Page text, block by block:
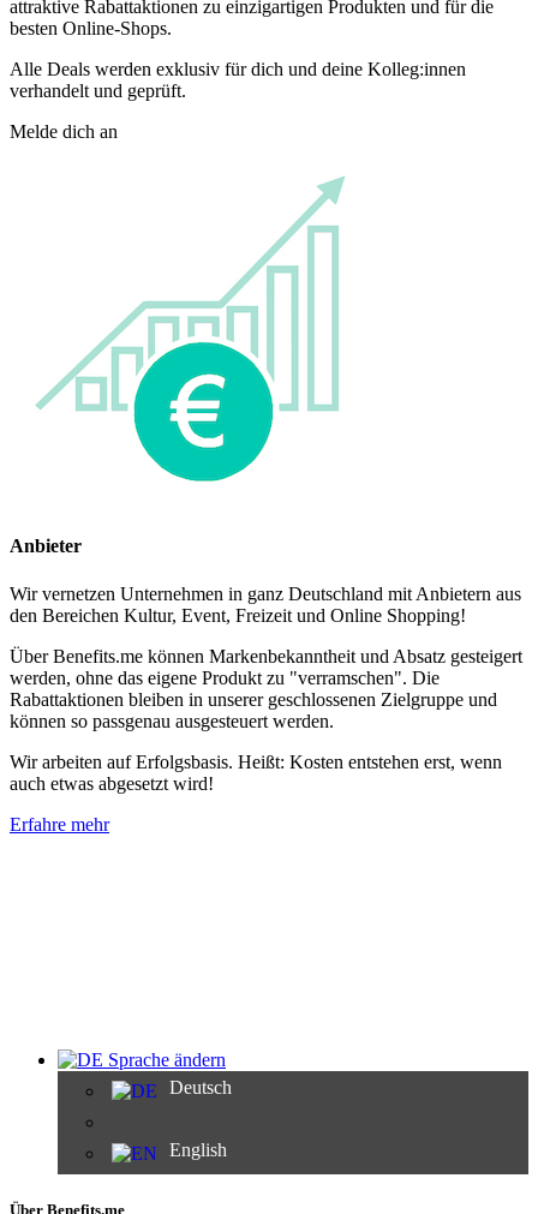
attraktive Rabattaktionen zu einzigartigen Produkten und für die
besten Online-Shops.
Alle Deals werden exklusiv für dich und deine Kolleg:innen
verhandelt und geprüft.
Melde dich an
Anbieter
Wir vernetzen Unternehmen in ganz Deutschland mit Anbietern aus
den Bereichen Kultur, Event, Freizeit und Online Shopping!
Über Benefits.me können Markenbekanntheit und Absatz gesteigert
werden, ohne das eigene Produkt zu "verramschen". Die
Rabattaktionen bleiben in unserer geschlossenen Zielgruppe und
können so passgenau ausgesteuert werden.
Wir arbeiten auf Erfolgsbasis. Heißt: Kosten entstehen erst, wenn
auch etwas abgesetzt wird!
Erfahre mehr
Sprache ändern
Deutsch
English
Über Benefits.me